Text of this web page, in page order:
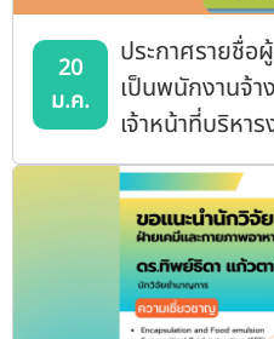
20
ม.ค.
ประกาศรายชื่อ
เป็นพนักงานจ้า
เจ้าหน้าที่บริหา